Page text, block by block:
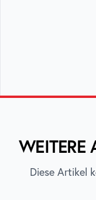
WEITERE
Diese Artikel